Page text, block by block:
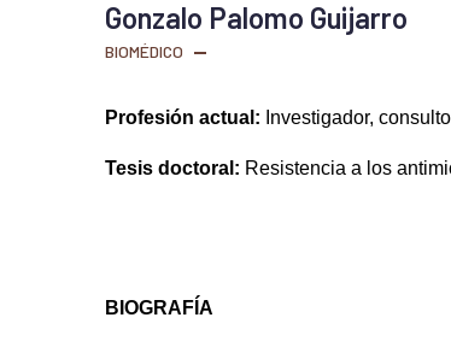
Gonzalo Palomo Guijarro
BIOMÉDICO
Profesión actual: Investigador,
Tesis doctoral: Resistencia a los
BIOGRAFÍA